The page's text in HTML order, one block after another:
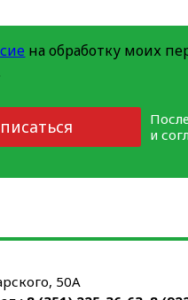
на обработку моих
и
50А